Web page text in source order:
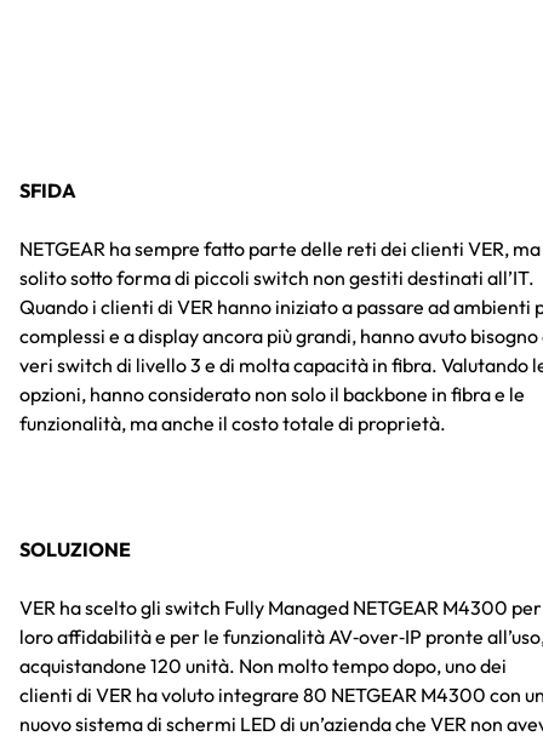
SFIDA
NETGEAR ha sempre fatto parte delle reti dei clienti VER,
solito sotto forma di piccoli switch non gestiti destinati all’IT.
Quando i clienti di VER hanno iniziato a passare ad ambienti
complessi e a display ancora più grandi, hanno avuto bisogno
veri switch di livello 3 e di molta capacità in fibra. Valutando
opzioni, hanno considerato non solo il backbone in fibra e le
funzionalità, ma anche il costo totale di proprietà.
SOLUZIONE
VER ha scelto gli switch Fully Managed NETGEAR M4300
loro affidabilità e per le funzionalità AV‑over‑IP pronte
acquistandone 120 unità. Non molto tempo dopo, uno dei
clienti di VER ha voluto integrare 80 NETGEAR M4300 con
nuovo sistema di schermi LED di un’azienda che VER non